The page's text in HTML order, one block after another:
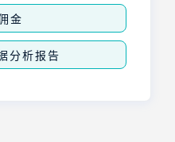
金
分析报告